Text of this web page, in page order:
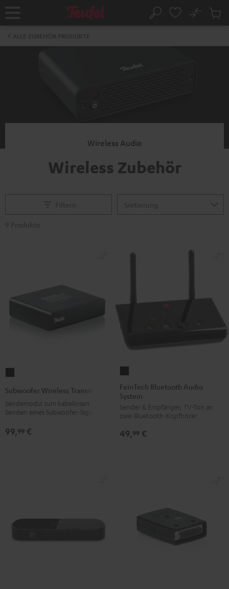
Startseite Suche
No
Wireless Audio
Wireless Zubehör
Wireless
Schwarz
Subwoofer Wireless Transmitter
Sendemodul zum kabellosen
Senden eines Subwoofer-Signals
99,99 €
Bluetooth
Audio
System
Schwarz
FeinTech Bluetooth Audio
System
Sender & Empfänger, TV-Ton an
zwei Bluetooth-Kopfhörer
49,99 €